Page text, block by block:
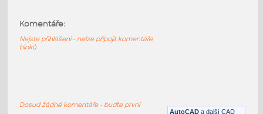
DWG Střecha
DWG
Střecha AutoCAD a další CAD
Komentáře:
Nejste přihlášeni - nelze připojit komentáře
bloků
Dosud žádné komentáře - buďte první